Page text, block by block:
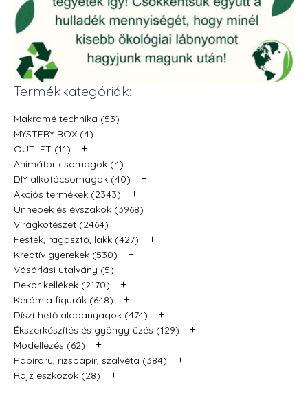
Termékkategóriák:
Makramé technika (53)
MYSTERY BOX (4)
OUTLET (11)
+
Animátor csomagok (4)
DIY alkotócsomagok (40)
+
Akciós termékek (2343) +
Ünnepek és évszakok (3968) +
Virágkötészet (2464) +
Festék, ragasztó, lakk (427) +
Kreatív gyerekek (530) +
Vásárlási utalvány (5)
Dekor kellékek (2170)
+
Kerámia figurák (648) +
Díszíthető alapanyagok (474) +
Ékszerkészítés és gyöngyfűzés (129) +
Modellezés (62) +
Papíráru, rizspapír, szalvéta (384) +
Rajz eszközök (28) +